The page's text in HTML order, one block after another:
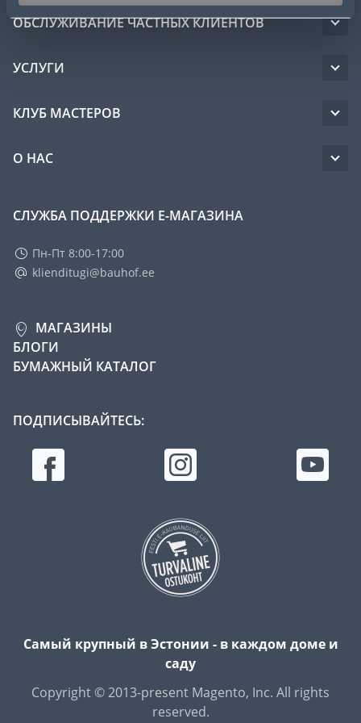
ОБСЛУЖИВАНИЕ ЧАСТНЫХ КЛИЕНТОВ
УСЛУГИ
КЛУБ МАСТЕРОВ
О НАС
СЛУЖБА ПОДДЕРЖКИ Е-МАГАЗИНА
Пн-Пт 8:00-17:00
klienditugi@bauhof.ee
МАГАЗИНЫ
БЛОГИ
БУМАЖНЫЙ КАТАЛОГ
ПОДПИСЫВАЙТЕСЬ:
Самый крупный в Эстонии - в каждом доме и
саду
Copyright © 2013-present Magento, Inc. All rights
reserved.